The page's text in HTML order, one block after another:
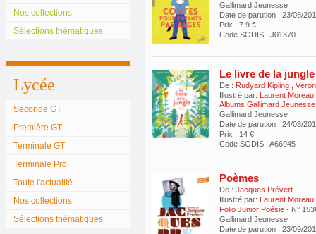
Nos collections
Sélections thématiques
Lycée
Seconde GT
Première GT
Terminale GT
Terminale Pro
Toute l'actualité
Nos collections
Sélections thématiques
Gallimard Jeunesse
Date de parution : 23/08/
Prix : 7.9 €
Code SODIS : J01370
Le livre de la jungle
De : Rudyard Kipling
Illustré par: Laurent Moreau
Albums Gallimard Jeunesse
Gallimard Jeunesse
Date de parution : 24/03/
Prix : 14 €
Code SODIS : A66945
Poèmes
De : Jacques Prévert
Illustré par: Laurent Moreau
Folio Junior Poésie - N°
Gallimard Jeunesse
Date de parution : 23/09/